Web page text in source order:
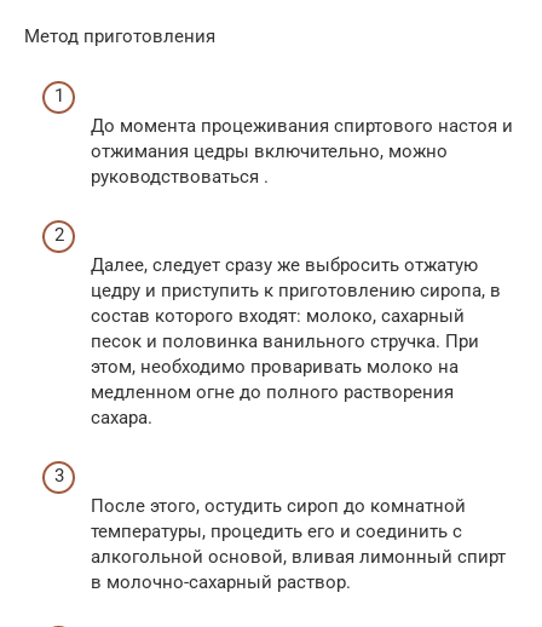
Метод приготовления
До момента процеживания спиртового настоя и
отжимания цедры включительно, можно
руководствоваться .
Далее, следует сразу же выбросить отжатую
цедру и приступить к приготовлению сиропа, в
состав которого входят: молоко, сахарный
песок и половинка ванильного стручка. При
этом, необходимо проваривать молоко на
медленном огне до полного растворения
сахара.
После этого, остудить сироп до комнатной
температуры, процедить его и соединить с
алкогольной основой, вливая лимонный спирт
в молочно-сахарный раствор.